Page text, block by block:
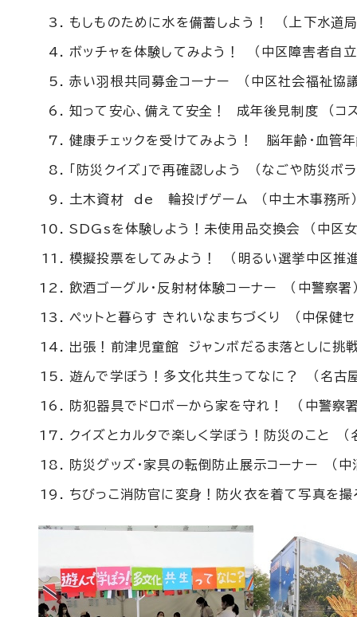
もしものために水を備蓄しよう！ （上下水道局
ボッチャを体験してみよう！ （中区障害者自
赤い羽根共同募金コーナー （中区社会福祉協
知って安心、備えて安全！ 成年後見制度 （コ
健康チェックを受けてみよう！ 脳年齢・血管
「防災クイズ」で再確認しよう （なごや防災ボ
土木資材 de 輪投げゲーム （中土木事務所
SDGsを体験しよう！未使用品交換会 （中区
模擬投票をしてみよう！ （明るい選挙中区推
飲酒ゴーグル・反射材体験コーナー （中警察署
ペットと暮らす きれいなまちづくり （中保健セ
出張！前津児童館 ジャンボだるま落としに挑
遊んで学ぼう！多文化共生ってなに？ （名古
防犯器具でドロボーから家を守れ！ （中警察署
クイズとカルタで楽しく学ぼう！防災のこと （
防災グッズ・家具の転倒防止展示コーナー （中
ちびっこ消防官に変身！防火衣を着て写真を撮